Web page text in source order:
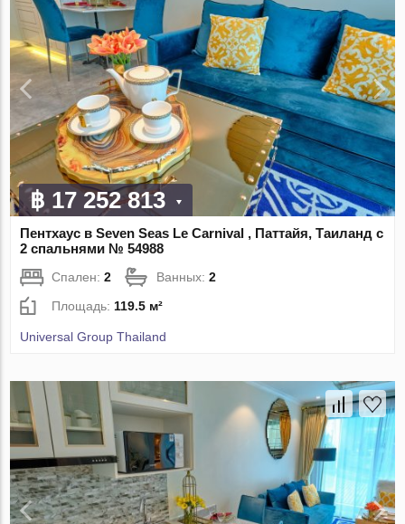
฿ 17 252 813
Пентхаус в Seven Seas Le Carnival , Паттайя, Таиланд с
2 спальнями № 54988
Спален:2 Ванных:2
Площадь: 119.5 м²
Universal Group Thailand